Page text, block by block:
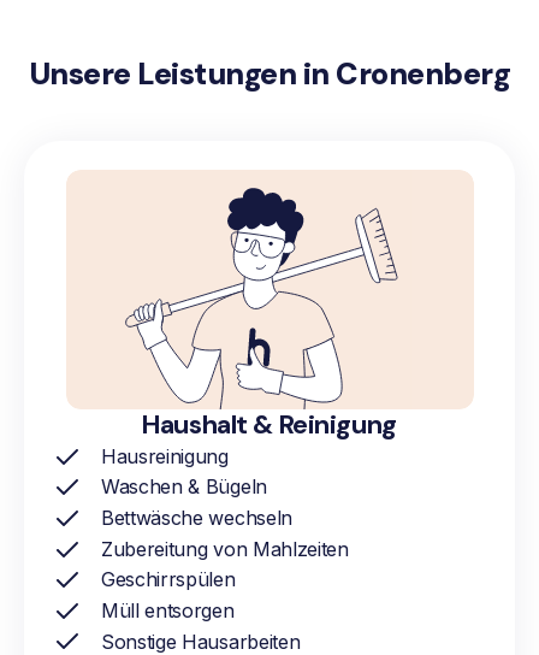
Unsere Leistungen in Cronenberg
Haushalt & Reinigung
Hausreinigung
Waschen & Bügeln
Bettwäsche wechseln
Zubereitung von Mahlzeiten
Geschirrspülen
Müll entsorgen
Sonstige Hausarbeiten